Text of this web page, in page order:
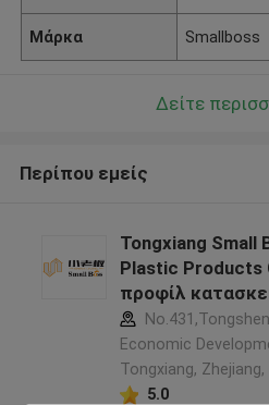
Μάρκα Smallboss
Δείτε
Περίπου εμείς
Tongxiang Small
Plastic Products
προφίλ
Economic
Tongxiang, Zhejiang,
5.0